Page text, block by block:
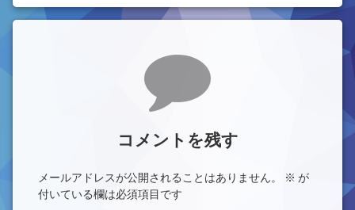
コメントを残す
メールアドレスが公開されることはありません。 ※ が
付いている欄は必須項目です